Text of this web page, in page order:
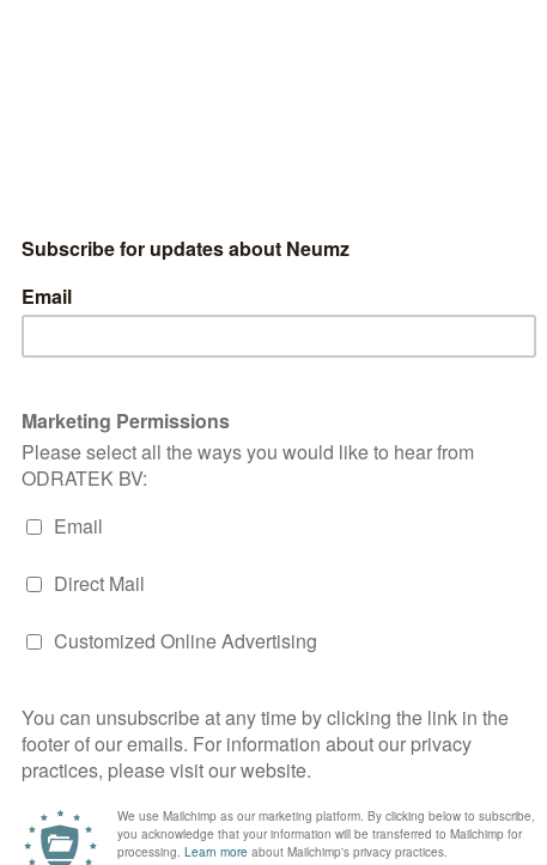
de la Abadía Notre-Dame de Fidélité en Jouques, Nos
la actualización más importante de Neumz desde el
aplicaciones móviles, con nuevas y potentes
muy intuitivas. Con una nueva y hermosa interfaz de
de la liturgia diaria con Neumz, gracias al nuevo modo
notificaciones personalizables que le permitirán no perderse